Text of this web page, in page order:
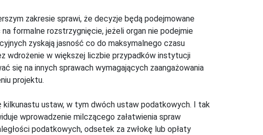
zakresie sprawi, że decyzje będą podejmowane
formalne rozstrzygnięcie, jeżeli organ nie podejmie
zyskają jasność co do maksymalnego czasu
wdrożenie w większej liczbie przypadków instytucji
się na innych sprawach wymagających zaangażowania
projektu.
kilkunastu ustaw, w tym dwóch ustaw podatkowych. I tak
wprowadzenie milczącego załatwienia spraw
podatkowych, odsetek za zwłokę lub opłaty